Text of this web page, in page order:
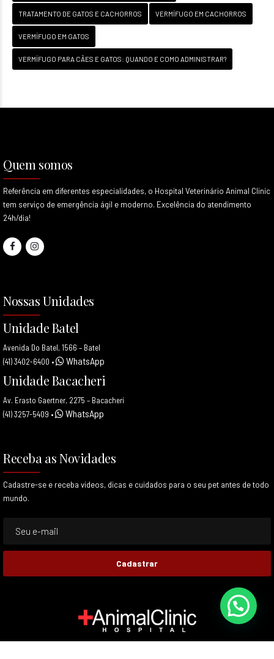
TRATAMENTO DE GATOS E CACHORROS VERMÍFUGO EM CACHORROS
VERMÍFUGO EM GATOS
VERMÍFUGO PARA CÃES E GATOS: QUANDO E COMO ADMINISTRAR?
Quem somos
Referência em diferentes especialidades, o Hospital Veterinário Animal Clinic
tem serviço de emergência ágil e moderno. Excelência do atendimento
24h/dia!
Nossas Unidades
Unidade Batel
Avenida Do Batel, 1566 – Batel
(41) 3402-6400 • WhatsApp
Unidade Bacacheri
Av. Erasto Gaertner, 2275 – Bacacheri
(41) 3257-5409 • WhatsApp
Receba as Novidades
Cadastre-se e receba videos, dicas e cuidados para o seu pet antes de todo
mundo.